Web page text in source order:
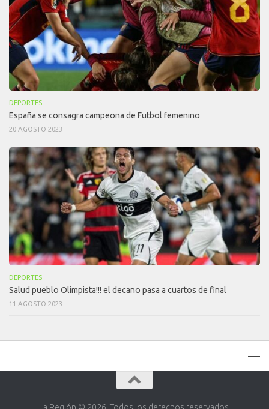
DEPORTES
España se consagra campeona de Futbol femenino
20 AGOSTO 2023
DEPORTES
Salud pueblo Olimpista!!! el decano pasa a cuartos de final
11 AGOSTO 2023